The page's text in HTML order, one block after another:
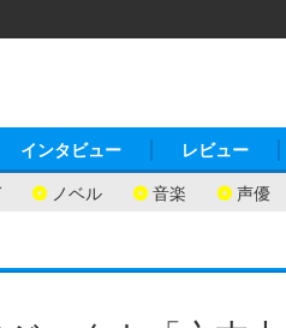
ノベル 音楽 声優
インタビュー レビュー